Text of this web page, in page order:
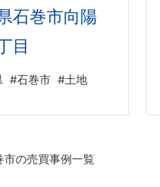
石巻市向陽
目
#石巻市 #土地
市の売買事例一覧